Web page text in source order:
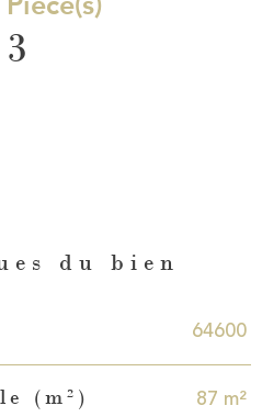
3
du bien
64600
(m²) 87 m²